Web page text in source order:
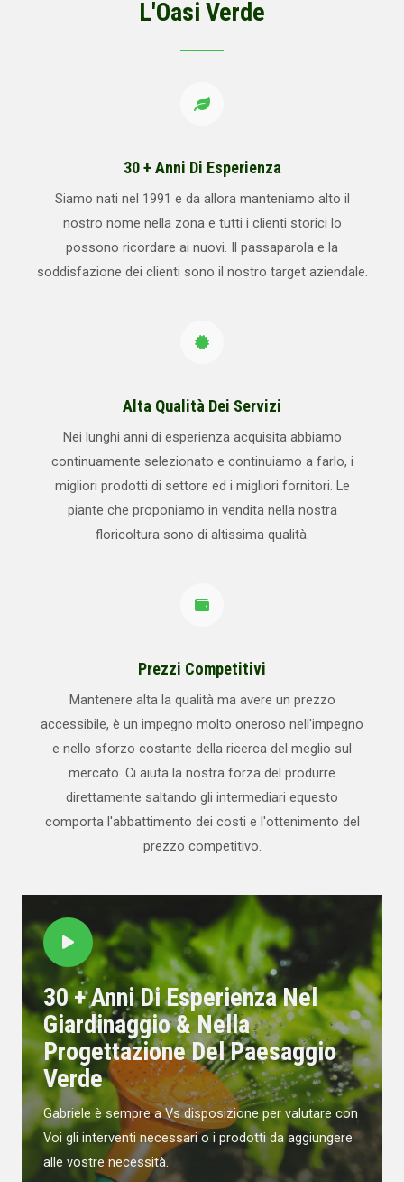
L'Oasi Verde
30 + Anni Di Esperienza
Siamo nati nel 1991 e da allora manteniamo alto il
nostro nome nella zona e tutti i clienti storici lo
possono ricordare ai nuovi. Il passaparola e la
soddisfazione dei clienti sono il nostro target aziendale.
Alta Qualità Dei Servizi
Nei lunghi anni di esperienza acquisita abbiamo
continuamente selezionato e continuiamo a farlo, i
migliori prodotti di settore ed i migliori fornitori. Le
piante che proponiamo in vendita nella nostra
floricoltura sono di altissima qualità.
Prezzi Competitivi
Mantenere alta la qualità ma avere un prezzo
accessibile, è un impegno molto oneroso nell'impegno
e nello sforzo costante della ricerca del meglio sul
mercato. Ci aiuta la nostra forza del produrre
direttamente saltando gli intermediari equesto
comporta l'abbattimento dei costi e l'ottenimento del
prezzo competitivo.
30 + Anni Di Esperienza Nel
Giardinaggio & Nella
Progettazione Del Paesaggio
Verde
Gabriele è sempre a Vs disposizione per valutare con
Voi gli interventi necessari o i prodotti da aggiungere
alle vostre necessità.